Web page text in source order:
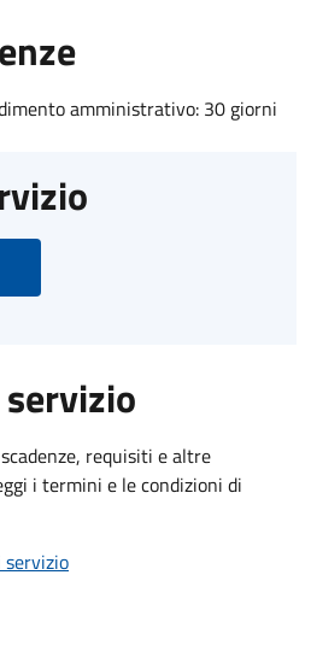
amministrativo: 30 giorni
requisiti e altre
i termini e le condizioni di
servizio